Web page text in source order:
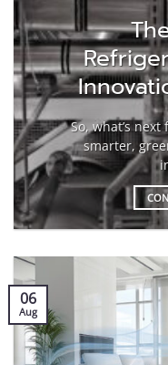
So, what’s
smarter,
06
Aug